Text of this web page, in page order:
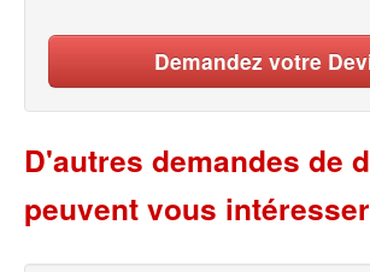
Demandez votre
D'autres demandes de
peuvent vous intéresser